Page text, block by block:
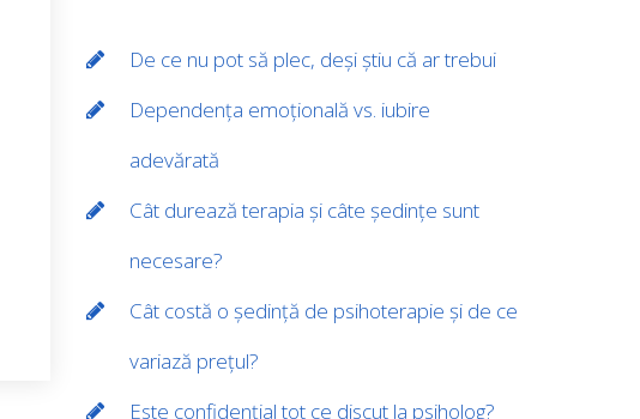
De ce nu pot să plec, deși știu că ar trebui
Dependența emoțională vs. iubire
adevărată
Cât durează terapia și câte ședințe sunt
necesare?
Cât costă o ședință de psihoterapie și de ce
variază prețul?
Este confidențial tot ce discut la psiholog?